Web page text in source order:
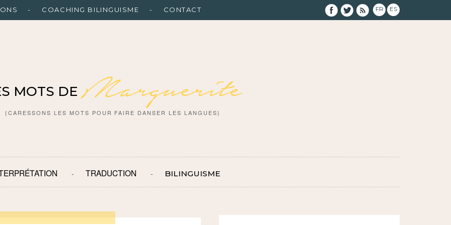
COACHING BILINGUISME CONTACT FR ES
MOTS DE Marguerite
{CARESSONS LES MOTS POUR FAIRE DANSER LES LANGUES}
TRADUCTION BILINGUISME